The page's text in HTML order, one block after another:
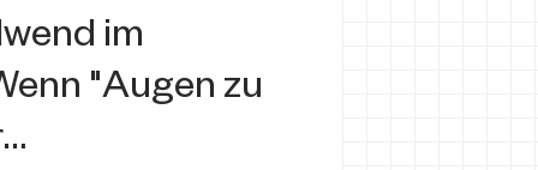
im
"Augen zu